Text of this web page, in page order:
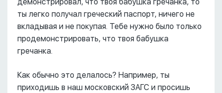
ты легко получал греческий паспорт, ничего не
вкладывая и не покупая. Тебе нужно было только
продемонстрировать, что твоя бабушка
гречанка.
Как обычно это делалось? Например, ты
приходишь в наш московский ЗАГС и просишь